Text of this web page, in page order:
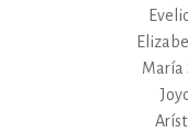
María